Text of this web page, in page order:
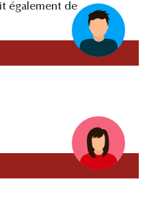
également de